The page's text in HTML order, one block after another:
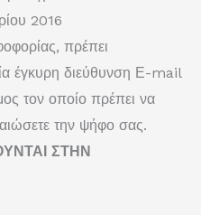
2016
πρέπει
έγκυρη διεύθυνση Ε-mail
τον οποίο πρέπει να
την ψήφο σας.
ΣΤΗΝ